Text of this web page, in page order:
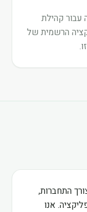
עבור קהילת
הרשמית של
התחברות,
אנו